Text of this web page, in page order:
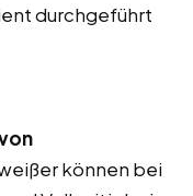
durchgeführt
können bei